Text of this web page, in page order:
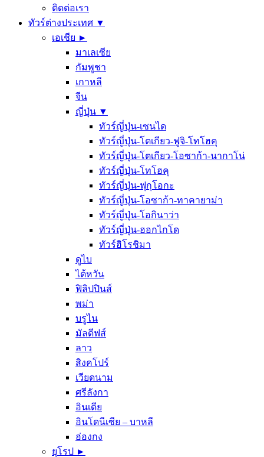
ติดต่อเรา
ทัวร์ต่างประเทศ ▼
เอเชีย ►
มาเลเซีย
กัมพูชา
เกาหลี
จีน
ญี่ปุ่น ▼
ทัวร์ญี่ปุ่น-เซนได
ทัวร์ญี่ปุ่น-โตเกียว-ฟูจิ-โทโฮคุ
ทัวร์ญี่ปุ่น-โตเกียว-โอซาก้า-นากาโน่
ทัวร์ญี่ปุ่น-โทโฮคุ
ทัวร์ญี่ปุ่น-ฟุกุโอกะ
ทัวร์ญี่ปุ่น-โอซาก้า-ทาคายาม่า
ทัวร์ญี่ปุ่น-โอกินาว่า
ทัวร์ญี่ปุ่น-ฮอกไกโด
ทัวร์ฮิโรชิมา
ดูไบ
ไต้หวัน
ฟิลิปปินส์
พม่า
บรูไน
มัลดีฟส์
ลาว
สิงคโปร์
เวียดนาม
ศรีลังกา
อินเดีย
อินโดนีเซีย – บาหลี
ฮ่องกง
ยุโรป ►